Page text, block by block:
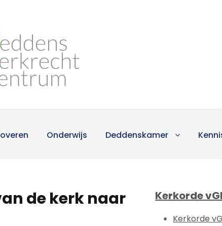
Onderwijs Deddenskamer
de kerk naar
Kerkorde
Kerkorde